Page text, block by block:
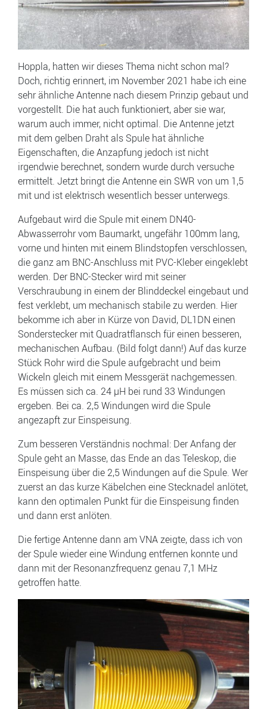
Hoppla, hatten wir dieses Thema nicht schon mal?
Doch, richtig erinnert, im November 2021 habe ich eine
sehr ähnliche Antenne nach diesem Prinzip gebaut und
vorgestellt. Die hat auch funktioniert, aber sie war,
warum auch immer, nicht optimal. Die Antenne jetzt
mit dem gelben Draht als Spule hat ähnliche
Eigenschaften, die Anzapfung jedoch ist nicht
irgendwie berechnet, sondern wurde durch versuche
ermittelt. Jetzt bringt die Antenne ein SWR von um 1,5
mit und ist elektrisch wesentlich besser unterwegs.
Aufgebaut wird die Spule mit einem DN40-
Abwasserrohr vom Baumarkt, ungefähr 100mm lang,
vorne und hinten mit einem Blindstopfen verschlossen,
die ganz am BNC-Anschluss mit PVC-Kleber eingeklebt
werden. Der BNC-Stecker wird mit seiner
Verschraubung in einem der Blinddeckel eingebaut und
fest verklebt, um mechanisch stabile zu werden. Hier
bekomme ich aber in Kürze von David, DL1DN einen
Sonderstecker mit Quadratflansch für einen besseren,
mechanischen Aufbau. (Bild folgt dann!) Auf das kurze
Stück Rohr wird die Spule aufgebracht und beim
Wickeln gleich mit einem Messgerät nachgemessen.
Es müssen sich ca. 24 µH bei rund 33 Windungen
ergeben. Bei ca. 2,5 Windungen wird die Spule
angezapft zur Einspeisung.
Zum besseren Verständnis nochmal: Der Anfang der
Spule geht an Masse, das Ende an das Teleskop, die
Einspeisung über die 2,5 Windungen auf die Spule. Wer
zuerst an das kurze Käbelchen eine Stecknadel anlötet,
kann den optimalen Punkt für die Einspeisung finden
und dann erst anlöten.
Die fertige Antenne dann am VNA zeigte, dass ich von
der Spule wieder eine Windung entfernen konnte und
dann mit der Resonanzfrequenz genau 7,1 MHz
getroffen hatte.